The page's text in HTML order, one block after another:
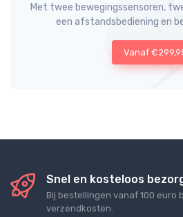
Met twee bewegingssensoren,
een afstandsbediening en
Vanaf
Snel en kosteloos
Bij bestellingen vanaf 100 euro
verzendkosten.